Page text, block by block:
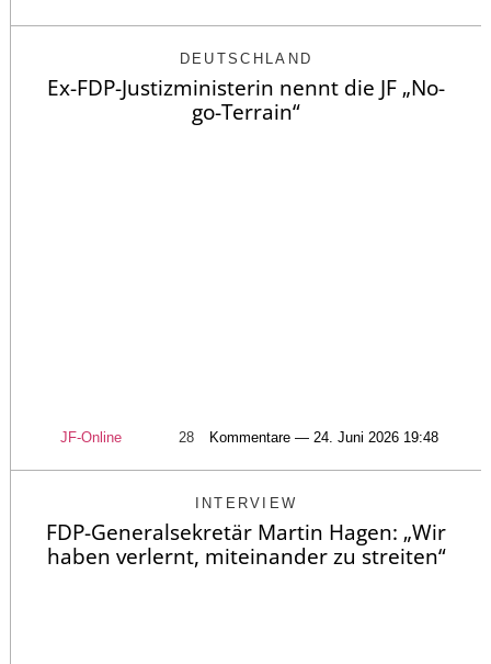
DEUTSCHLAND
Ex-FDP-Justizministerin nennt die JF „No-
go-Terrain“
JF-Online 28 Kommentare — 24. Juni 2026 19:48
INTERVIEW
FDP-Generalsekretär Martin Hagen: „Wir
haben verlernt, miteinander zu streiten“